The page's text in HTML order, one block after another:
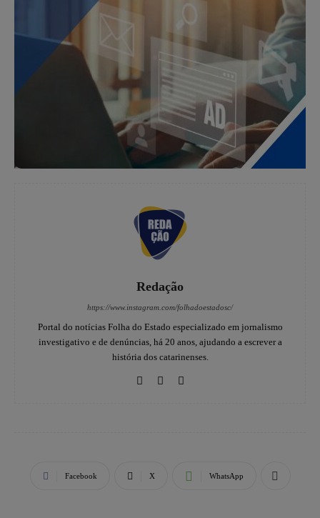
Redação
https://www.instagram.com/folhadoestadosc/
Portal do notícias Folha do Estado especializado em jornalismo
investigativo e de denúncias, há 20 anos, ajudando a escrever a
história dos catarinenses.
Facebook X WhatsApp